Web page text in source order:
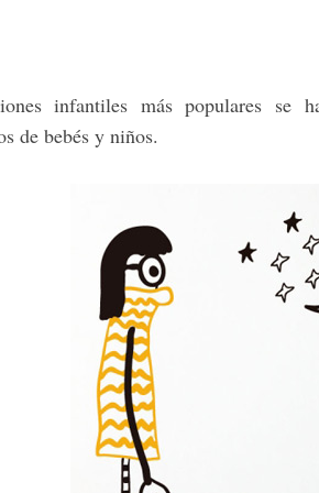
infantiles más populares se
de bebés y niños.